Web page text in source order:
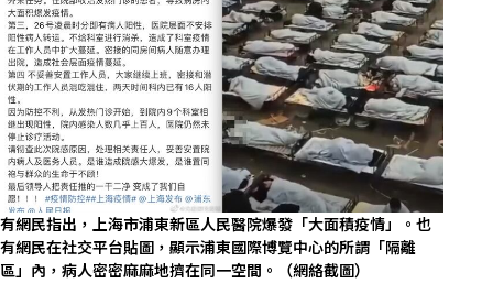
有網民指出，上海市浦東新區人民醫院爆發「大面積疫情」。也
有網民在社交平台貼圖，顯示浦東國際博覽中心的所謂「隔離
區」內，病人密密麻麻地擠在同一空間。（網絡截圖）